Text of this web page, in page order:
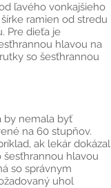
ľavého vonkajšieho
ramien od stredu
Pre dieťa je
hlavou na
so šesťhrannou
by nemala byť
na 60 stupňov.
ak lekár dokázal
šesťhrannou hlavou
so správnym
uhol